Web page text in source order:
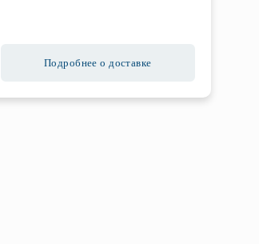
Подробнее о доставке